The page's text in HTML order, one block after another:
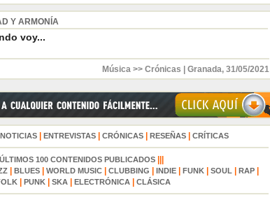
Y ARMONÍA
voy...
Música >> Crónicas Granada, 31/05/2021
NOTICIAS| ENTREVISTAS| CRÓNICAS| RESEÑAS| CRÍTICAS
ÚLTIMOS 100 CONTENIDOS PUBLICADOS
| BLUES| WORLD MUSIC| CLUBBING INDIE| FUNK| SOUL| RAP|
| PUNK| SKA| ELECTRÓNICA| CLÁSICA